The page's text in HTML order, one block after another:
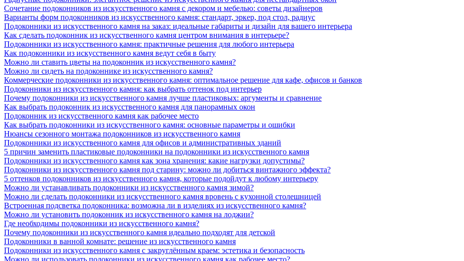
Сочетание подоконников из искусственного камня с декором и мебелью: советы дизайнеров
Варианты форм подоконников из искусственного камня: стандарт, эркер, под стол, радиус
Подоконники из искусственного камня на заказ: идеальные габариты и дизайн для вашего интерьера
Как сделать подоконник из искусственного камня центром внимания в интерьере?
Подоконники из искусственного камня: практичные решения для любого интерьера
Как подоконники из искусственного камня ведут себя в быту
Можно ли ставить цветы на подоконник из искусственного камня?
Можно ли сидеть на подоконнике из искусственного камня?
Коммерческие подоконники из искусственного камня: оптимальное решение для кафе, офисов и банков
Подоконники из искусственного камня: как выбрать оттенок под интерьер
Почему подоконники из искусственного камня лучше пластиковых: аргументы и сравнение
Как выбрать подоконник из искусственного камня для панорамных окон
Подоконник из искусственного камня как рабочее место
Как выбрать подоконники из искусственного камня: основные параметры и ошибки
Нюансы сезонного монтажа подоконников из искусственного камня
Подоконники из искусственного камня для офисов и административных зданий
5 причин заменить пластиковые подоконники на подоконники из искусственного камня
Подоконники из искусственного камня как зона хранения: какие нагрузки допустимы?
Подоконники из искусственного камня под старину: можно ли добиться винтажного эффекта?
5 оттенков подоконников из искусственного камня, которые подойдут к любому интерьеру
Можно ли устанавливать подоконники из искусственного камня зимой?
Можно ли сделать подоконники из искусственного камня вровень с кухонной столешницей
Встроенная подсветка подоконника: возможна ли в изделиях из искусственного камня?
Можно ли установить подоконник из искусственного камня на лоджии?
Где необходимы подоконники из искусственного камня?
Почему подоконники из искусственного камня идеально подходят для детской
Подоконники в ванной комнате: решение из искусственного камня
Подоконники из искусственного камня с закруглённым краем: эстетика и безопасность